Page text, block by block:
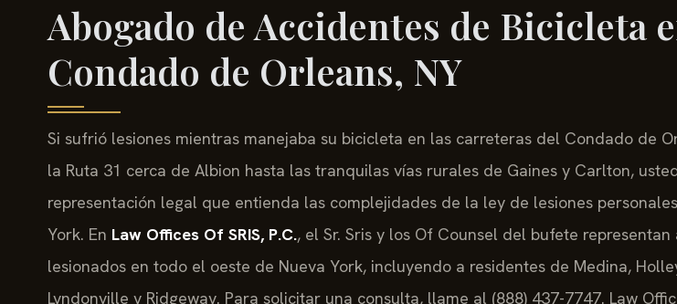
Abogado de Accidentes de Bicicleta
Condado de Orleans, NY
Si sufrió lesiones mientras manejaba su bicicleta en las carreteras del Condado de
la Ruta 31 cerca de Albion hasta las tranquilas vías rurales de Gaines y Carlton,
representación legal que entienda las complejidades de la ley de lesiones
York. En Law Offices Of SRIS, P.C., el Sr. Sris y los Of Counsel del bufete representan
lesionados en todo el oeste de Nueva York, incluyendo a residentes de Medina,
Lyndonville y Ridgeway. Para solicitar una consulta, llame al (888) 437-7747. Law